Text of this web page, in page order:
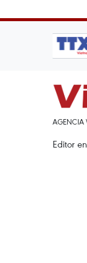
AGENCIA
Editor